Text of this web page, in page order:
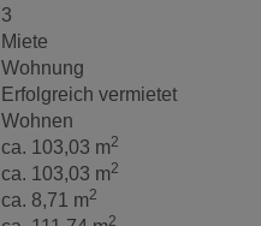
3
Miete
Wohnung
Erfolgreich vermietet
Wohnen
ca. 103,03 m2
ca. 103,03 m2
ca. 8,71 m2
2